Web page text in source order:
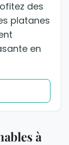
des
platanes
en
à